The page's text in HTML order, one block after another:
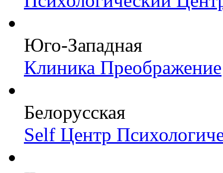
Юго-Западная
Клиника Преображение
Белорусская
Self Центр